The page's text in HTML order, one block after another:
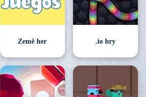
Země her .io hry